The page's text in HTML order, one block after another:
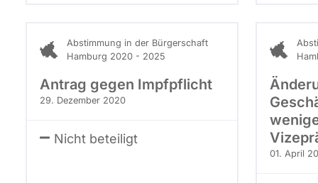
Abstimmung in der Bürgerschaft
Hamburg 2020 - 2025
Antrag gegen Impfpflicht
29. Dezember 2020
Nicht beteiligt
01. April